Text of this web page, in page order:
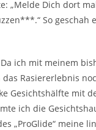
„Melde Dich dort
So geschah
ich mit meinem
Rasiererlebnis
Gesichtshälfte mit
ich die
„ProGlide“ meine